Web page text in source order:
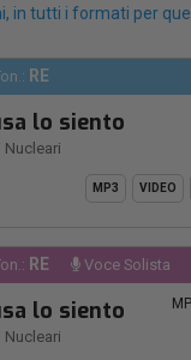
in tutti i formati per
RE
lo siento
Nucleari
MP3 VIDEO
RE Voce Solista
lo siento
Nucleari